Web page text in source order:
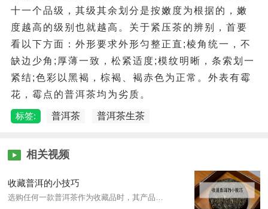
十一个品级，其级其余划分是按嫩度为根据的，嫩
度越高的级别也就越高。关于紧压茶的辨别，首要
看以下方面：外形要求外形匀整正直;棱角统一，不
缺边少角;厚薄一致，松紧适度;模纹明晰，条索划一
紧结;色彩以黑褐，棕褐、褐赤色为正常。外表有霉
花，霉点的普洱茶均为劣质。
标签: 普洱茶 普洱茶生茶
相关视频
收藏普洱的小技巧